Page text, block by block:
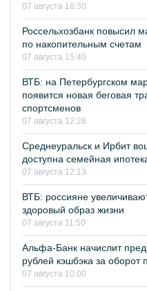
07 августа 16:30
Россельхозбанк повысил
по накопительным счетам
07 августа 15:40
ВТБ: на Петербургском
появится новая беговая
спортсменов
07 августа 12:28
Среднеуральск и Ирбит
доступна семейная
07 августа 12:13
ВТБ: россияне
здоровый образ жизни
07 августа 11:50
Альфа-Банк начислит
рублей кэшбэка за оборот
07 августа 10:00